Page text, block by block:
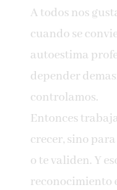
A todos nos
cuando se
autoestima
depender
controlamos.
Entonces
crecer, sino
o te validen. Y
reconocimiento